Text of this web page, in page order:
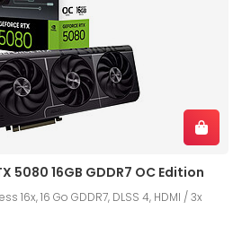
5080 16GB GDDR7 OC Edition
16x, 16 Go GDDR7, DLSS 4, HDMI / 3x